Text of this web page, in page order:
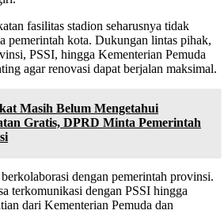
fasilitas stadion seharusnya tidak
pemerintah kota. Dukungan lintas pihak,
PSSI, hingga Kementerian Pemuda
agar renovasi dapat berjalan maksimal.
Masih Belum Mengetahui
Gratis, DPRD Minta Pemerintah
dengan pemerintah provinsi.
terkomunikasi dengan PSSI hingga
dari Kementerian Pemuda dan